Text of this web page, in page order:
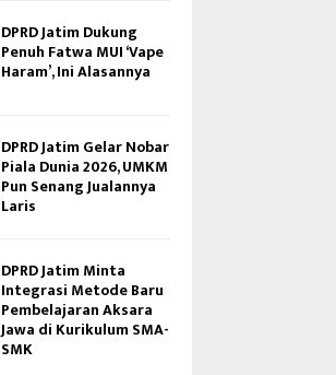
DPRD Jatim Dukung
Penuh Fatwa MUI ‘Vape
Haram’, Ini Alasannya
DPRD Jatim Gelar Nobar
Piala Dunia 2026, UMKM
Pun Senang Jualannya
Laris
DPRD Jatim Minta
Integrasi Metode Baru
Pembelajaran Aksara
Jawa di Kurikulum SMA-
SMK